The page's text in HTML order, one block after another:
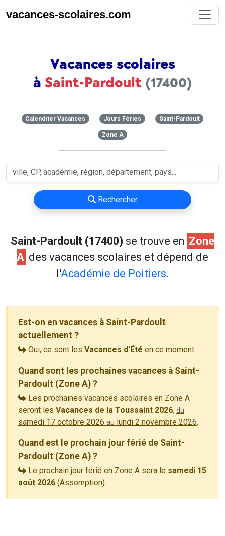
vacances-scolaires.com
Vacances scolaires
à Saint-Pardoult (17400)
Calendrier Vacances Jours Féries Saint-Pardoult
Zone A
Rechercher
Saint-Pardoult (17400) se trouve en Zone
A des vacances scolaires et dépend de
l'Académie de Poitiers.
Est-on en vacances à Saint-Pardoult
actuellement ?
Oui, ce sont les Vacances d'Été en ce moment.
Quand sont les prochaines vacances à Saint-
Pardoult (Zone A) ?
Les prochaines vacances scolaires en Zone A
seront les Vacances de la Toussaint 2026, du
samedi 17 octobre 2026 au lundi 2 novembre 2026.
Quand est le prochain jour férié de Saint-
Pardoult (Zone A) ?
Le prochain jour férié en Zone A sera le samedi 15
août 2026 (Assomption).